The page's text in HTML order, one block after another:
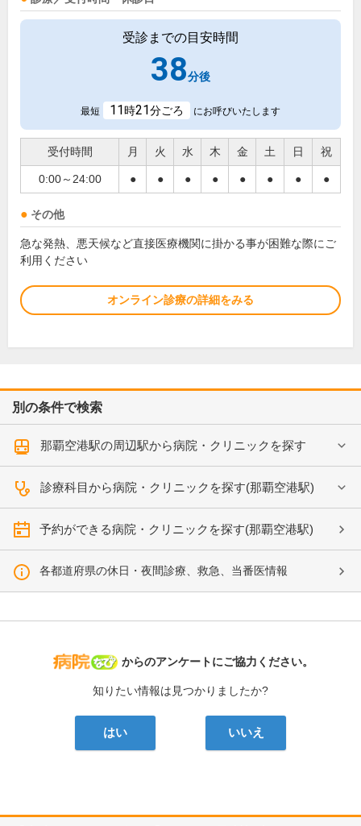
受診までの目安時間
38分後
最短 11時21分ごろ にお呼びいたします
受付時間 月 火 水 木 金 土 日 祝
0:00～24:00 ● ● ● ● ● ● ● ●
その他
急な発熱、悪天候など直接医療機関に掛かる事が困難な際にご
利用ください
オンライン診療の詳細をみる
別の条件で検索
那覇空港駅の周辺駅から病院・クリニックを探す
診療科目から病院・クリニックを探す(那覇空港駅)
予約ができる病院・クリニックを探す(那覇空港駅)
各都道府県の休日・夜間診療、救急、当番医情報
病院なび
からのアンケートにご協力ください。
知りたい情報は見つかりましたか?
はい いいえ